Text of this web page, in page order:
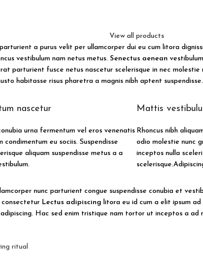
View all products
a purus velit per ullamcorper dui eu cum litora
vestibulum nam netus metus. Senectus aenean
parturient fusce netus nascetur scelerisque in nec molestie
habitasse risus pharetra a magnis nibh aptent suspendisse.
nascetur
urna fermentum vel eros venenatis
condimentum eu sociis. Suspendisse
aliquam suspendisse metus a a
Mattis
Rhoncus nibh
odio molestie nunc
inceptos nulla
nunc parturient congue suspendisse conubia et
consectetur Lectus adipiscing litora eu id cum a elit ipsum
Hac sed enim tristique nam tortor ut inceptos a ad
ritual